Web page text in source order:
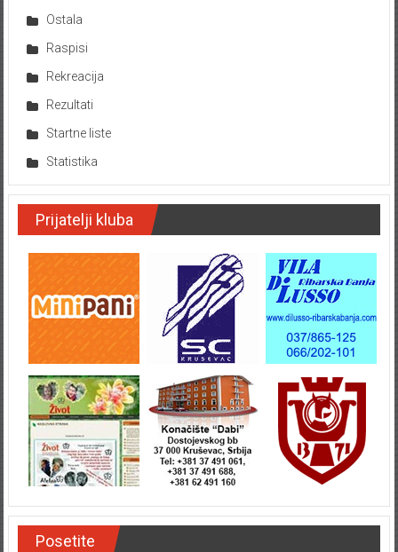
Ostala
Raspisi
Rekreacija
Rezultati
Startne liste
Statistika
Prijatelji kluba
Posetite